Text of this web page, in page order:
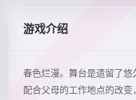
游戏介绍
春色烂漫。舞台是遗留了
配合父母的工作地点的改